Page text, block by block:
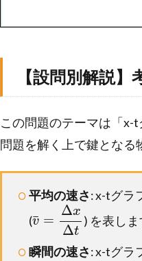
【設問別解説
この問題のテーマは「x-t
問題を解く上で鍵となる
平均の速さ: x-tグラ
(v
¯ =
Δx
Δt
) を表しま
瞬間の速さ: x-tグラ